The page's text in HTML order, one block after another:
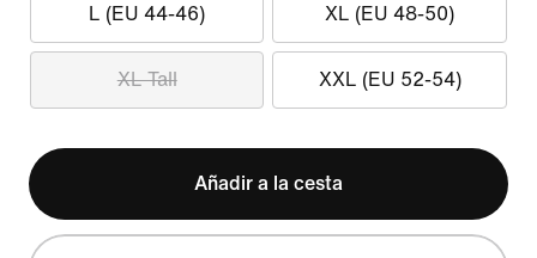
L (EU 44-46) XL (EU 48-50)
XL Tall XXL (EU 52-54)
Añadir a la cesta